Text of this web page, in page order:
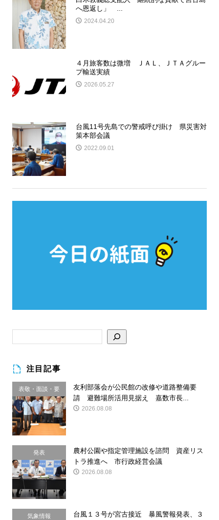
へ恩返し」 ...
2024.04.20
４月旅客数は微増 ＪＡＬ、ＪＴＡグルー
プ輸送実績
2026.05.27
台風11号先島での警戒呼び掛け 県災害対
策本部会議
2022.09.01
注目記事
表敬・面談・要
請
友利部落会が公民館の改修や道路整備要
請 避難場所活用見据え 嘉数市長...
2026.08.08
発表
農村公園や指定管理施設を諮問 資産リス
トラ推進へ 市行政経営会議
2026.08.08
気象情報
台風１３号が宮古接近 暴風警報発表、３